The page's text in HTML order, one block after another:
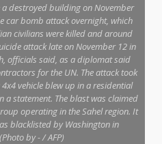
destroyed building on November
car bomb attack overnight, which
civilians were killed and around
attack late on November 12 in
officials said, as a diplomat said
for the UN. The attack took
vehicle blew up in a residential
a statement. The blast was claimed
operating in the Sahel region. It
blacklisted by Washington in
by - / AFP)